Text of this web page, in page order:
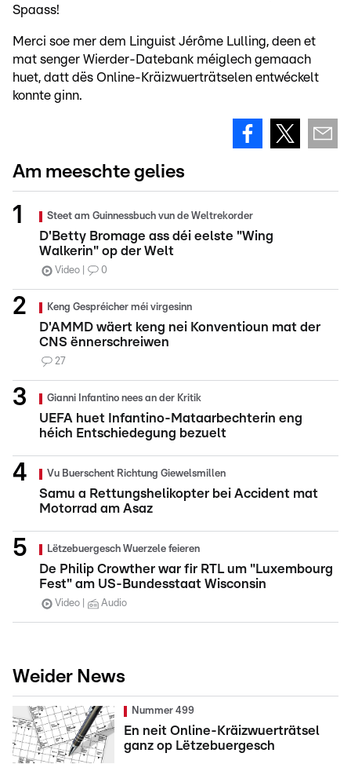
Spaass!
Merci soe mer dem Linguist Jérôme Lulling, deen et
mat senger Wierder-Datebank méiglech gemaach
huet, datt dës Online-Kräizwuerträtselen entwéckelt
konnte ginn.
Am meeschte gelies
Steet am Guinnessbuch vun de Weltrekorder
D'Betty Bromage ass déi eelste "Wing
Walkerin" op der Welt
Video 0
Keng Gespréicher méi virgesinn
D'AMMD wäert keng nei Konventioun mat der
CNS ënnerschreiwen
27
Gianni Infantino nees an der Kritik
UEFA huet Infantino-Mataarbechterin eng
héich Entschiedegung bezuelt
Vu Buerschent Richtung Giewelsmillen
Samu a Rettungshelikopter bei Accident mat
Motorrad am Asaz
Lëtzebuergesch Wuerzele feieren
De Philip Crowther war fir RTL um "Luxembourg
Fest" am US-Bundesstaat Wisconsin
Video Audio
Weider News
Nummer 499
En neit Online-Kräizwuerträtsel
ganz op Lëtzebuergesch